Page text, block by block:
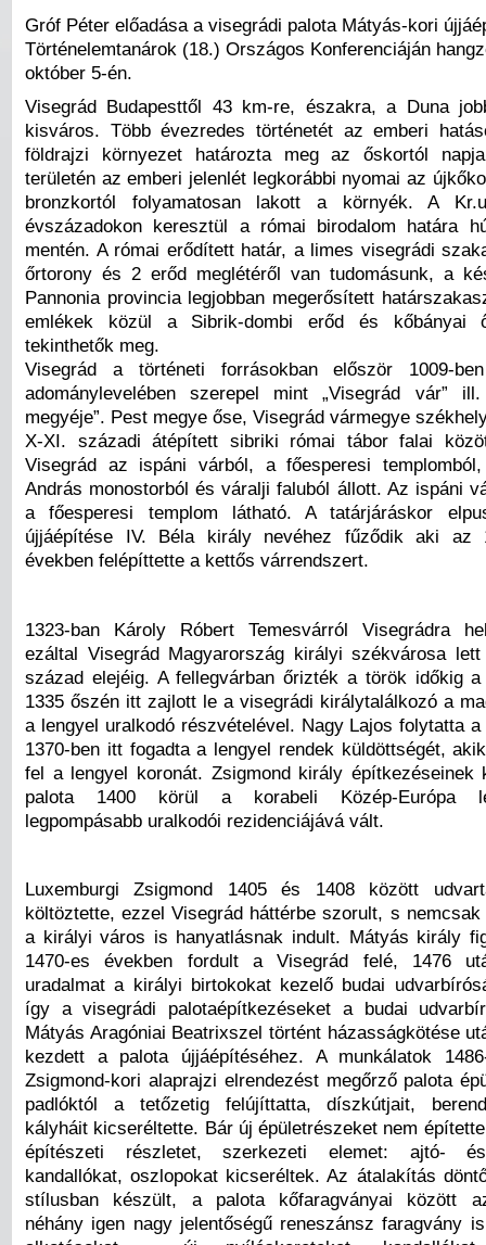
Gróf Péter előadása a visegrádi palota Mátyás-kori
Történelemtanárok (18.) Országos Konferenciáján
október 5-én.
Visegrád Budapesttől 43 km-re, északra, a Duna
kisváros. Több évezredes történetét az emberi
földrajzi környezet határozta meg az őskortól
területén az emberi jelenlét legkorábbi nyomai az
bronzkortól folyamatosan lakott a környék. A
évszázadokon keresztül a római birodalom határa
mentén. A római erődített határ, a limes visegrádi
őrtorony és 2 erőd meglétéről van tudomásunk, a
Pannonia provincia legjobban megerősített
emlékek közül a Sibrik-dombi erőd és kőbányai
tekinthetők meg.
Visegrád a történeti forrásokban először 1009-
adománylevelében szerepel mint „Visegrád vár”
megyéje”. Pest megye őse, Visegrád vármegye
X-XI. századi átépített sibriki római tábor falai
Visegrád az ispáni várból, a főesperesi
András monostorból és váralji faluból állott. Az ispáni
a főesperesi templom látható. A tatárjáráskor
újjáépítése IV. Béla király nevéhez fűződik aki az
években felépíttette a kettős várrendszert.
1323-ban Károly Róbert Temesvárról Visegrádra
ezáltal Visegrád Magyarország királyi székvárosa
század elejéig. A fellegvárban őrizték a török időkig
1335 őszén itt zajlott le a visegrádi királytalálkozó a
a lengyel uralkodó részvételével. Nagy Lajos folytatta
1370-ben itt fogadta a lengyel rendek küldöttségét,
fel a lengyel koronát. Zsigmond király építkezéseinek
palota 1400 körül a korabeli Közép-Európa
legpompásabb uralkodói rezidenciájává vált.
Luxemburgi Zsigmond 1405 és 1408 között
költöztette, ezzel Visegrád háttérbe szorult, s nemcsak
a királyi város is hanyatlásnak indult. Mátyás király
1470-es években fordult a Visegrád felé, 1476
uradalmat a királyi birtokokat kezelő budai
így a visegrádi palotaépítkezéseket a budai
Mátyás Aragóniai Beatrixszel történt házasságkötése
kezdett a palota újjáépítéséhez. A munkálatok
Zsigmond-kori alaprajzi elrendezést megőrző palota
padlóktól a tetőzetig felújíttatta, díszkútjait,
kályháit kicseréltette. Bár új épületrészeket nem
építészeti részletet, szerkezeti elemet: ajtó-
kandallókat, oszlopokat kicseréltek. Az átalakítás
stílusban készült, a palota kőfaragványai között
néhány igen nagy jelentőségű reneszánsz faragvány